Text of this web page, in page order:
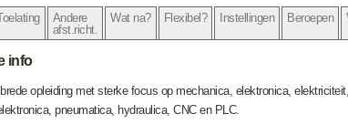
Andere
afst.richt.
Wat na? Flexibel? Instellingen Beroepen
info
opleiding met sterke focus op mechanica, elektronica,
pneumatica, hydraulica, CNC en PLC.